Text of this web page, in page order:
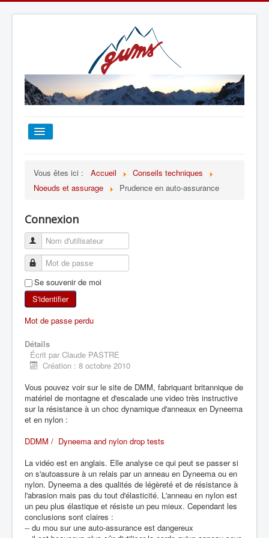
TOUT SUR LE GUMS
ESCALADE
ALPINISME
SKI DE RANDONNÉE
RANDONNÉE SPORTIVE
Vous êtes ici : Accueil
Conseils techniques
Noeuds et assurage
Prudence en auto-assurance
Connexion
Se souvenir de moi
S'identifier
Mot de passe perdu
Détails
Écrit par Claude PASTRE
Création : 8 octobre 2010
Vous pouvez voir sur le site de DMM, fabriquant britannique de
matériel de montagne et d'escalade une video très instructive
sur la résistance à un choc dynamique d'anneaux en Dyneema
et en nylon :
DDMM / Dyneema and nylon drop tests
La vidéo est en anglais. Elle analyse ce qui peut se passer si
on s'autoassure à un relais par un anneau en Dyneema ou en
nylon. Dyneema a des qualités de légèreté et de résistance à
l'abrasion mais pas du tout d'élasticité. L'anneau en nylon est
un peu plus élastique et résiste un peu mieux. Cependant les
conclusions sont claires :
-- du mou sur une auto-assurance est dangereux